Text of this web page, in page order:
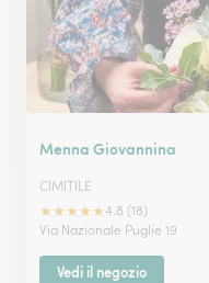
Menna Giovannina
CIMITILE
★★★★★4.8 (18)
Via Nazionale Puglie 19
Vedi il negozio